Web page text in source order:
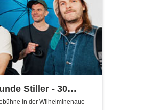
Stiller - 30
Jahren
in der Wilhelminenaue